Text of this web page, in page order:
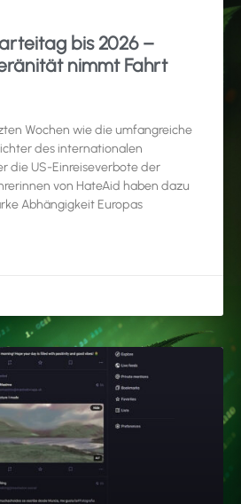
bis 2026 –
nimmt Fahrt
Wochen wie die umfangreiche
des internationalen
die US-Einreiseverbote der
von HateAid haben dazu
Abhängigkeit Europas